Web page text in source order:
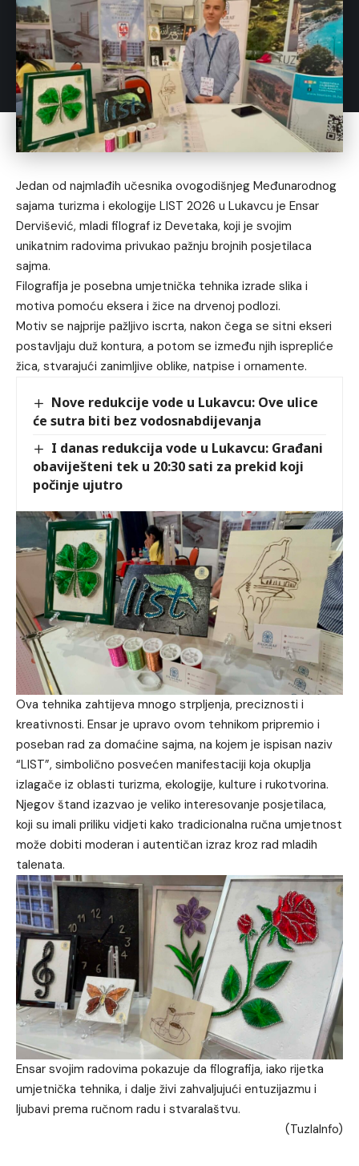
Jedan od najmlađih učesnika ovogodišnjeg Međunarodnog
sajama turizma i ekologije LIST 2026 u Lukavcu je Ensar
Dervišević, mladi filograf iz Devetaka, koji je svojim
unikatnim radovima privukao pažnju brojnih posjetilaca
sajma.
Filografija je posebna umjetnička tehnika izrade slika i
motiva pomoću eksera i žice na drvenoj podlozi.
Motiv se najprije pažljivo iscrta, nakon čega se sitni ekseri
postavljaju duž kontura, a potom se između njih isprepliće
žica, stvarajući zanimljive oblike, natpise i ornamente.
Nove redukcije vode u Lukavcu: Ove ulice
će sutra biti bez vodosnabdijevanja
I danas redukcija vode u Lukavcu: Građani
obaviješteni tek u 20:30 sati za prekid koji
počinje ujutro
Ova tehnika zahtijeva mnogo strpljenja, preciznosti i
kreativnosti. Ensar je upravo ovom tehnikom pripremio i
poseban rad za domaćine sajma, na kojem je ispisan naziv
“LIST”, simbolično posvećen manifestaciji koja okuplja
izlagače iz oblasti turizma, ekologije, kulture i rukotvorina.
Njegov štand izazvao je veliko interesovanje posjetilaca,
koji su imali priliku vidjeti kako tradicionalna ručna umjetnost
može dobiti moderan i autentičan izraz kroz rad mladih
talenata.
Ensar svojim radovima pokazuje da filografija, iako rijetka
umjetnička tehnika, i dalje živi zahvaljujući entuzijazmu i
ljubavi prema ručnom radu i stvaralaštvu.
(TuzlaInfo)